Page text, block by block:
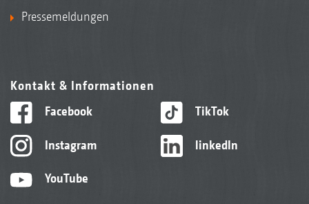
Pressemeldungen
Kontakt & Informationen
Facebook
Instagram
YouTube
TikTok
linkedIn